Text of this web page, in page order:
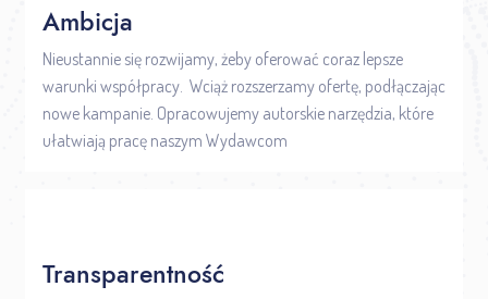
Ambicja
Nieustannie się rozwijamy, żeby oferować coraz lepsze
warunki współpracy. Wciąż rozszerzamy ofertę, podłączając
nowe kampanie. Opracowujemy autorskie narzędzia, które
ułatwiają pracę naszym Wydawcom
Transparentność